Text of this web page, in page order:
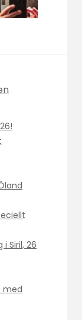
Siril, 26
med